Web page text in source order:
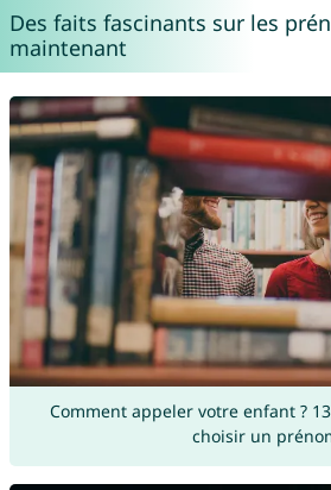
Des faits fascinants sur les
maintenant
Comment appeler votre enfant ?
choisir un